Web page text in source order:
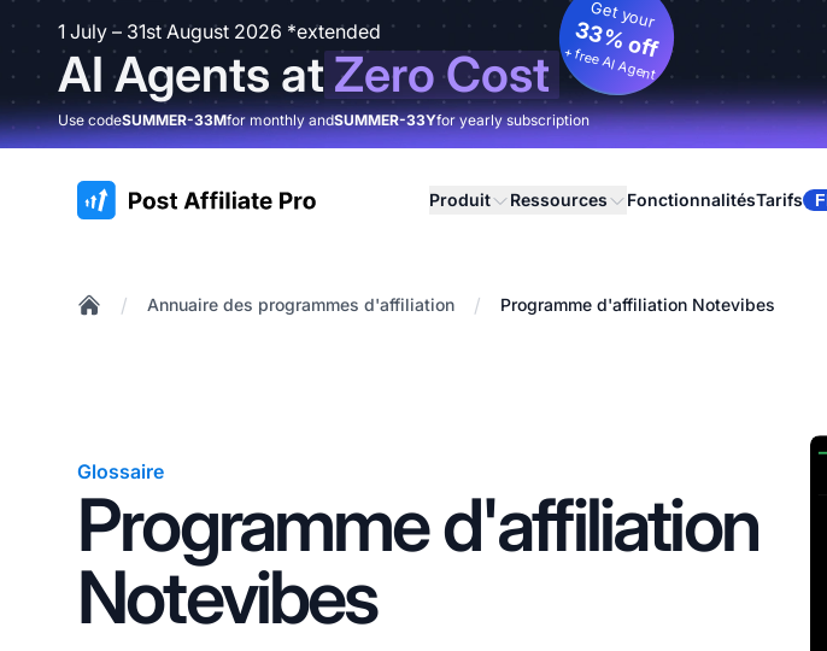
1 July – 31st August 2026 *extended
AI Agents atZero Cost
Get your
33% off
+ free AI Agent
Use codeSUMMER-33Mfor monthly andSUMMER-33Yfor yearly subscription
:site.title Produit Ressources FonctionnalitésTarifs
/ Annuaire des programmes d'affiliation / Programme d'affiliation Notevibes
Glossaire
Programme d'affiliation
Notevibes